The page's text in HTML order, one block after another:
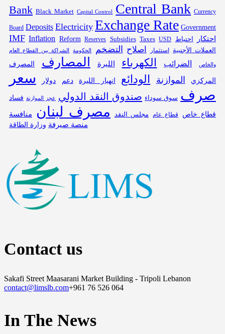
Bank Black Market Capital Control Central Bank Currency
Board Deposits Electricity Exchange Rate Government
IMF Inflation Reform Reserves Subsidies Taxes USD احتكار
احتياط
العملات الأجنبية
استثمار اصلاح التضخم الحكومة الشراكة بين القطاع العام
والخاص الضرائب الكهرباء الليرة المصارف المصرف
المركزي الموازنة الودائع انهيار الليرة دعم دولار
سعر
صرف سوق سوداء صندوق النقد الدولي عجز الموازنة فساد
قطاع خاص قطاع عام مجلس النقد مصرف لبنان
منافسة
منصة صيرفة وزارة الطاقة
Contact us
Sakafi Street Maasarani Market Building - Tripoli Lebanon
contact@limslb.com+961 76 526 064
In The News